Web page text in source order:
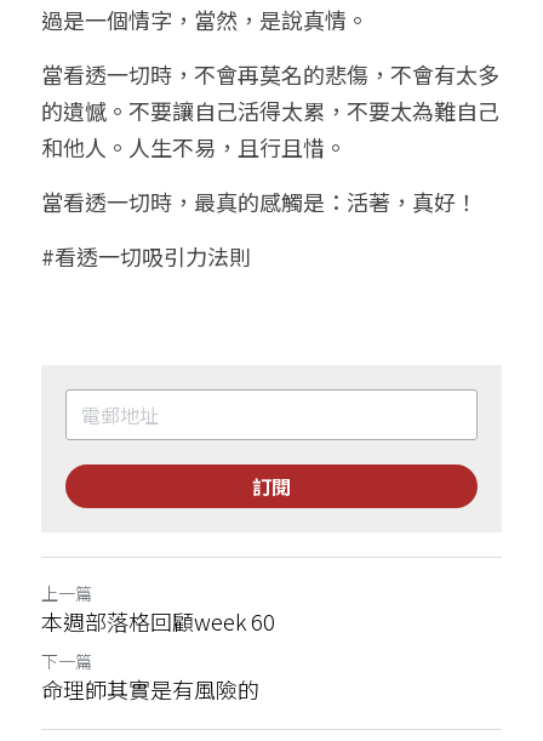
過是一個情字，當然，是說真情。
當看透一切時，不會再莫名的悲傷，不會有太多
的遺憾。不要讓自己活得太累，不要太為難自己
和他人。人生不易，且行且惜。
當看透一切時，最真的感觸是：活著，真好！
#看透一切吸引力法則
訂閱
上一篇
本週部落格回顧week 60
下一篇
命理師其實是有風險的